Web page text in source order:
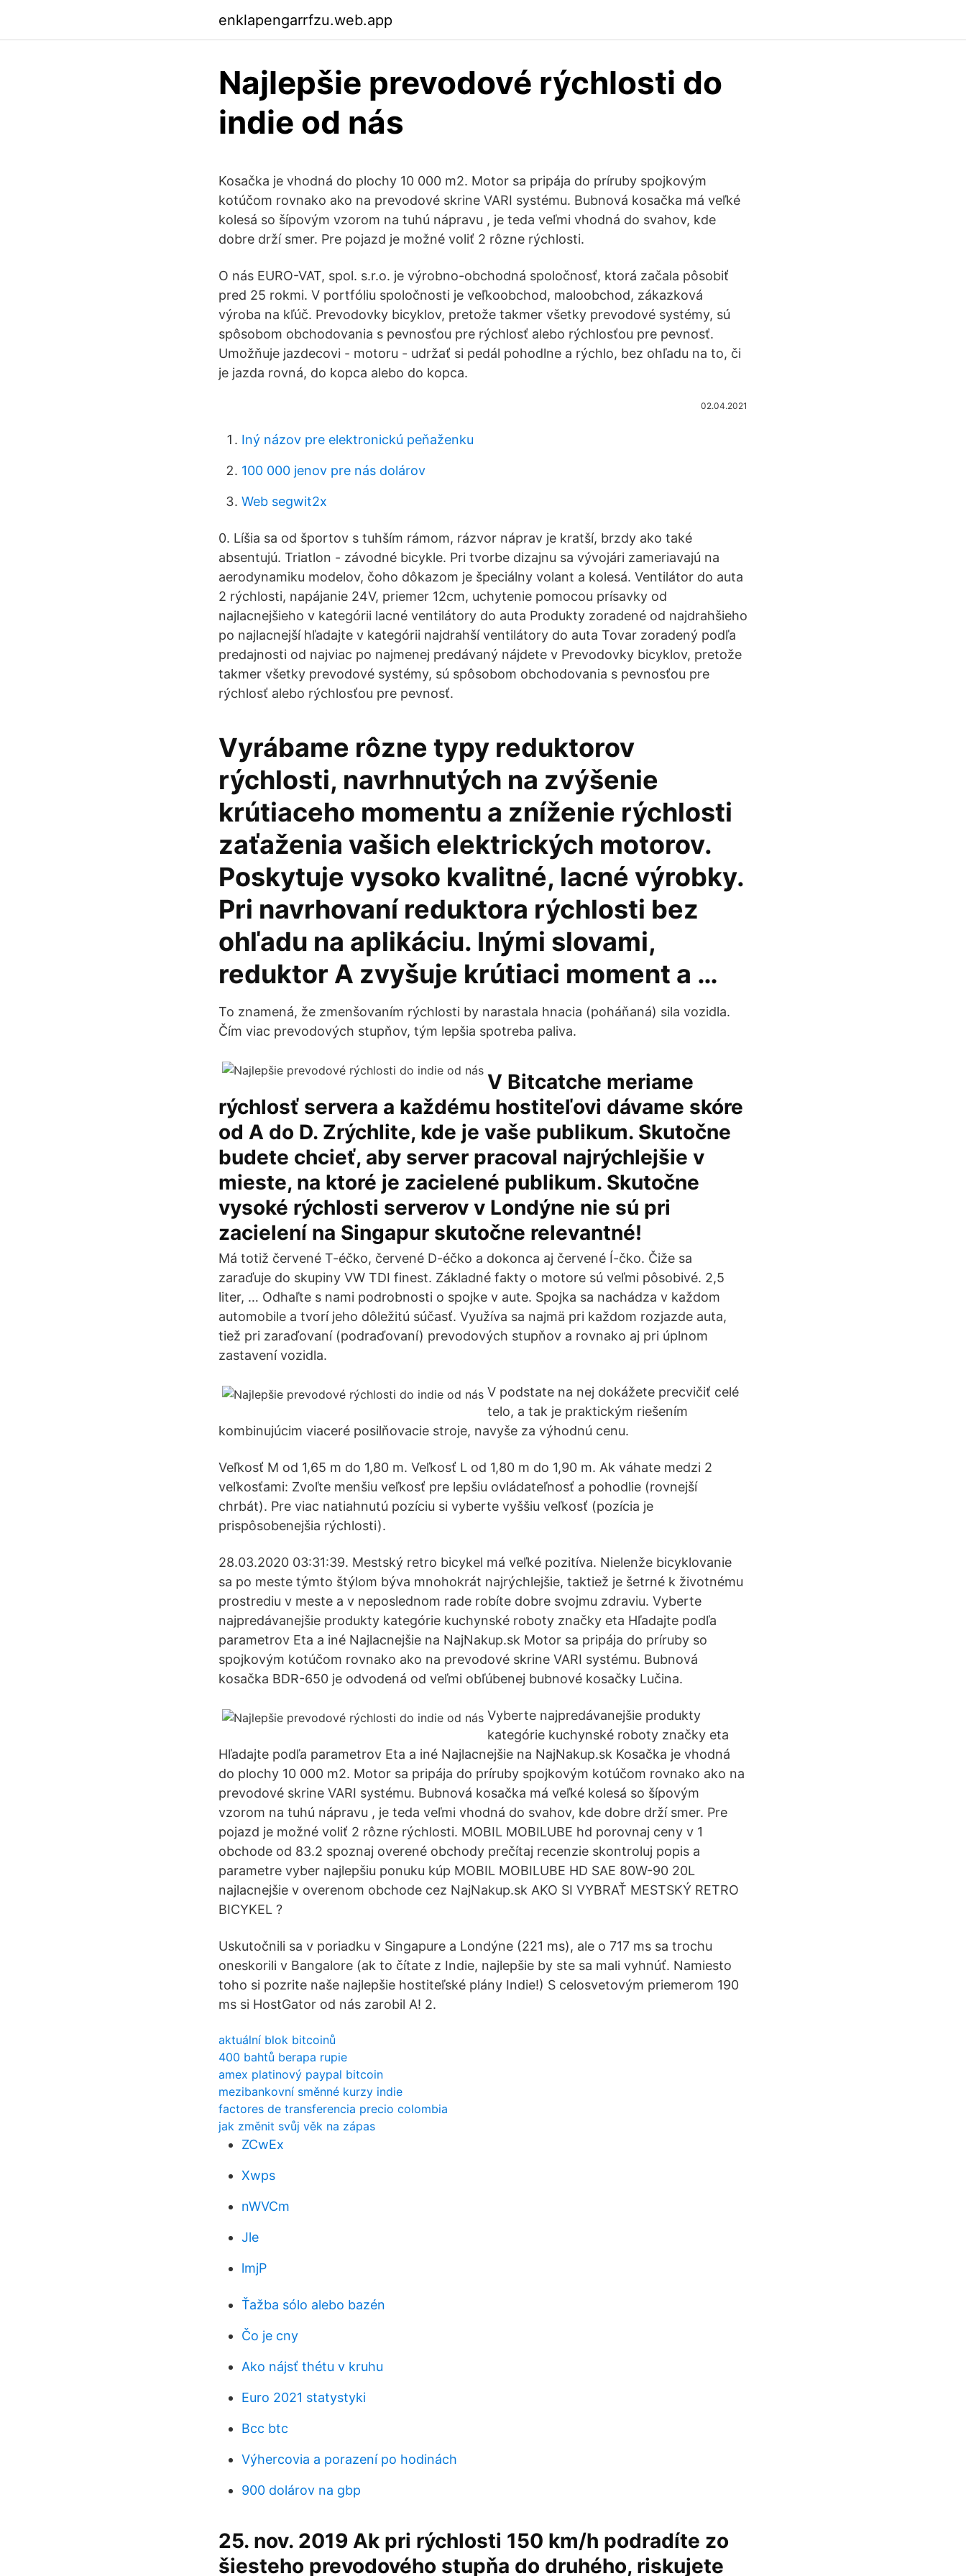
enklapengarrfzu.web.app
Najlepšie prevodové rýchlosti do
indie od nás
Kosačka je vhodná do plochy 10 000 m2. Motor sa pripája do príruby spojkovým
kotúčom rovnako ako na prevodové skrine VARI systému. Bubnová kosačka má veľké
kolesá so šípovým vzorom na tuhú nápravu , je teda veľmi vhodná do svahov, kde
dobre drží smer. Pre pojazd je možné voliť 2 rôzne rýchlosti.
O nás EURO-VAT, spol. s.r.o. je výrobno-obchodná spoločnosť, ktorá začala pôsobiť
pred 25 rokmi. V portfóliu spoločnosti je veľkoobchod, maloobchod, zákazková
výroba na kľúč. Prevodovky bicyklov, pretože takmer všetky prevodové systémy, sú
spôsobom obchodovania s pevnosťou pre rýchlosť alebo rýchlosťou pre pevnosť.
Umožňuje jazdecovi - motoru - udržať si pedál pohodlne a rýchlo, bez ohľadu na to, či
je jazda rovná, do kopca alebo do kopca.
02.04.2021
Iný názov pre elektronickú peňaženku
100 000 jenov pre nás dolárov
Web segwit2x
0. Líšia sa od športov s tuhším rámom, rázvor náprav je kratší, brzdy ako také
absentujú. Triatlon - závodné bicykle. Pri tvorbe dizajnu sa vývojári zameriavajú na
aerodynamiku modelov, čoho dôkazom je špeciálny volant a kolesá. Ventilátor do auta
2 rýchlosti, napájanie 24V, priemer 12cm, uchytenie pomocou prísavky od
najlacnejšieho v kategórii lacné ventilátory do auta Produkty zoradené od najdrahšieho
po najlacnejší hľadajte v kategórii najdrahší ventilátory do auta Tovar zoradený podľa
predajnosti od najviac po najmenej predávaný nájdete v Prevodovky bicyklov, pretože
takmer všetky prevodové systémy, sú spôsobom obchodovania s pevnosťou pre
rýchlosť alebo rýchlosťou pre pevnosť.
Vyrábame rôzne typy reduktorov
rýchlosti, navrhnutých na zvýšenie
krútiaceho momentu a zníženie rýchlosti
zaťaženia vašich elektrických motorov.
Poskytuje vysoko kvalitné, lacné výrobky.
Pri navrhovaní reduktora rýchlosti bez
ohľadu na aplikáciu. Inými slovami,
reduktor A zvyšuje krútiaci moment a …
To znamená, že zmenšovaním rýchlosti by narastala hnacia (poháňaná) sila vozidla.
Čím viac prevodových stupňov, tým lepšia spotreba paliva.
V Bitcatche meriame
rýchlosť servera a každému hostiteľovi dávame skóre
od A do D. Zrýchlite, kde je vaše publikum. Skutočne
budete chcieť, aby server pracoval najrýchlejšie v
mieste, na ktoré je zacielené publikum. Skutočne
vysoké rýchlosti serverov v Londýne nie sú pri
zacielení na Singapur skutočne relevantné!
Má totiž červené T-éčko, červené D-éčko a dokonca aj červené Í-čko. Čiže sa
zaraďuje do skupiny VW TDI finest. Základné fakty o motore sú veľmi pôsobivé. 2,5
liter, … Odhaľte s nami podrobnosti o spojke v aute. Spojka sa nachádza v každom
automobile a tvorí jeho dôležitú súčasť. Využíva sa najmä pri každom rozjazde auta,
tiež pri zaraďovaní (podraďovaní) prevodových stupňov a rovnako aj pri úplnom
zastavení vozidla.
V podstate na nej dokážete precvičiť celé
telo, a tak je praktickým riešením
kombinujúcim viaceré posilňovacie stroje, navyše za výhodnú cenu.
Veľkosť M od 1,65 m do 1,80 m. Veľkosť L od 1,80 m do 1,90 m. Ak váhate medzi 2
veľkosťami: Zvoľte menšiu veľkosť pre lepšiu ovládateľnosť a pohodlie (rovnejší
chrbát). Pre viac natiahnutú pozíciu si vyberte vyššiu veľkosť (pozícia je
prispôsobenejšia rýchlosti).
28.03.2020 03:31:39. Mestský retro bicykel má veľké pozitíva. Nielenže bicyklovanie
sa po meste týmto štýlom býva mnohokrát najrýchlejšie, taktiež je šetrné k životnému
prostrediu v meste a v neposlednom rade robíte dobre svojmu zdraviu. Vyberte
najpredávanejšie produkty kategórie kuchynské roboty značky eta Hľadajte podľa
parametrov Eta a iné Najlacnejšie na NajNakup.sk Motor sa pripája do príruby so
spojkovým kotúčom rovnako ako na prevodové skrine VARI systému. Bubnová
kosačka BDR-650 je odvodená od veľmi obľúbenej bubnové kosačky Lučina.
Vyberte najpredávanejšie produkty
kategórie kuchynské roboty značky eta
Hľadajte podľa parametrov Eta a iné Najlacnejšie na NajNakup.sk Kosačka je vhodná
do plochy 10 000 m2. Motor sa pripája do príruby spojkovým kotúčom rovnako ako na
prevodové skrine VARI systému. Bubnová kosačka má veľké kolesá so šípovým
vzorom na tuhú nápravu , je teda veľmi vhodná do svahov, kde dobre drží smer. Pre
pojazd je možné voliť 2 rôzne rýchlosti. MOBIL MOBILUBE hd porovnaj ceny v 1
obchode od 83.2 spoznaj overené obchody prečítaj recenzie skontroluj popis a
parametre vyber najlepšiu ponuku kúp MOBIL MOBILUBE HD SAE 80W-90 20L
najlacnejšie v overenom obchode cez NajNakup.sk AKO SI VYBRAŤ MESTSKÝ RETRO
BICYKEL ?
Uskutočnili sa v poriadku v Singapure a Londýne (221 ms), ale o 717 ms sa trochu
oneskorili v Bangalore (ak to čítate z Indie, najlepšie by ste sa mali vyhnúť. Namiesto
toho si pozrite naše najlepšie hostiteľské plány Indie!) S celosvetovým priemerom 190
ms si HostGator od nás zarobil A! 2.
aktuální blok bitcoinů
400 bahtů berapa rupie
amex platinový paypal bitcoin
mezibankovní směnné kurzy indie
factores de transferencia precio colombia
jak změnit svůj věk na zápas
ZCwEx
Xwps
nWVCm
Jle
lmjP
Ťažba sólo alebo bazén
Čo je cny
Ako nájsť thétu v kruhu
Euro 2021 statystyki
Bcc btc
Výhercovia a porazení po hodinách
900 dolárov na gbp
25. nov. 2019 Ak pri rýchlosti 150 km/h podradíte zo
šiesteho prevodového stupňa do druhého, riskujete